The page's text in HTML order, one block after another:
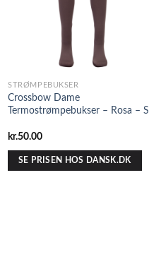
STRØMPEBUKSER
Crossbow Dame
Termostrømpebukser – Rosa – S
kr.50.00
SE PRISEN HOS DANSK.DK